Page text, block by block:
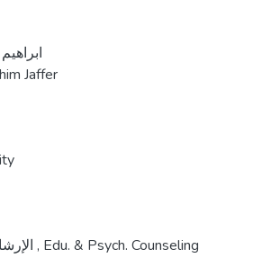
Jaffer
, Edu. & Psych. Counseling